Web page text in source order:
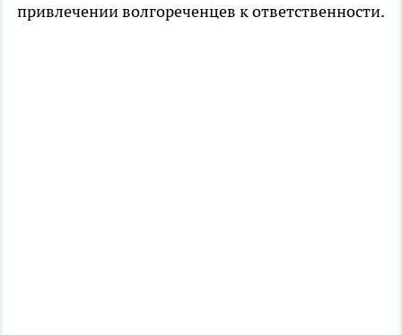
привлечении волгореченцев к ответственности.